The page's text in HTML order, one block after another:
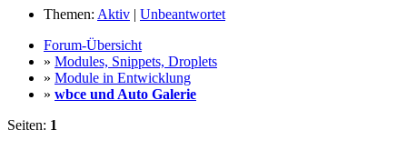
Themen: Aktiv | Unbeantwortet
Forum-Übersicht
» Modules, Snippets, Droplets
» Module in Entwicklung
» wbce und Auto Galerie
Seiten: 1